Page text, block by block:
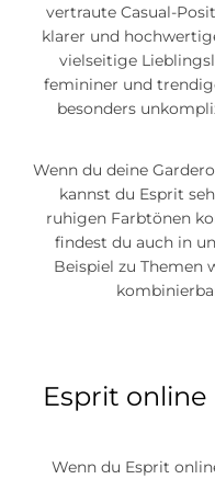
vertraute Casual-
klarer und
vielseitige
femininer und
besonders
Wenn du deine
kannst du Esprit
ruhigen Farbtönen
findest du auch in
Beispiel zu Themen
Esprit online
Wenn du Esprit